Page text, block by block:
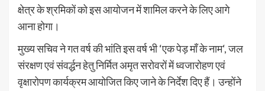
क्षेत्र के श्रमिकों को इस आयोजन में शामिल करने के लिए आगे
आना होगा।
मुख्य सचिव ने गत वर्ष की भांति इस वर्ष भी ‘एक पेड़ माँ के नाम‘, जल
संरक्षण एवं संवर्द्धन हेतु निर्मित अमृत सरोवरों में ध्वजारोहण एवं
वृक्षारोपण कार्यक्रम आयोजित किए जाने के निर्देश दिए हैं। उन्होंने